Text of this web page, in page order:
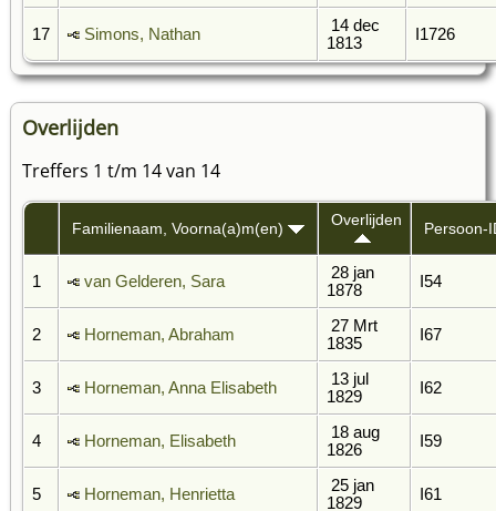
17 Simons, Nathan
14 dec
1813
I1726
Overlijden
Treffers 1 t/m 14 van 14
Familienaam, Voorna(a)m(en) Overlijden Persoon-
1 van Gelderen, Sara
28 jan
1878
I54
2 Horneman, Abraham
27 Mrt
1835
I67
3 Horneman, Anna Elisabeth
13 jul
1829
I62
4 Horneman, Elisabeth
18 aug
1826
I59
5 Horneman, Henrietta
25 jan
1829
I61